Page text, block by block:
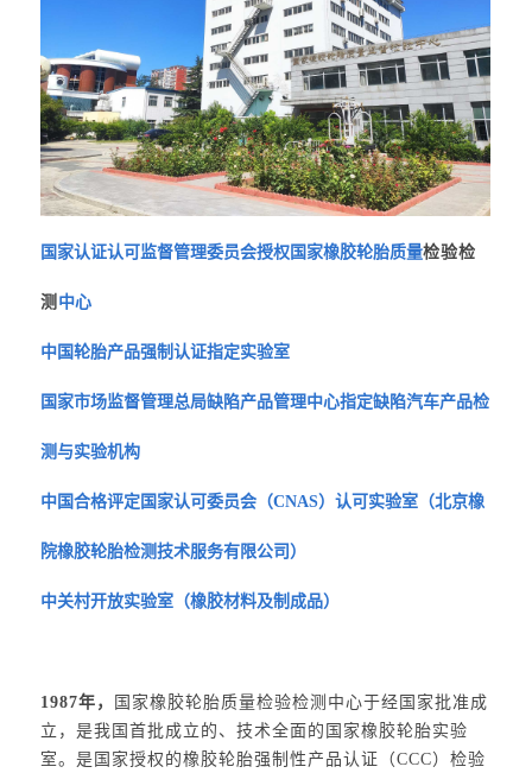
国家认证认可监督管理委员会授权国家橡胶轮胎质量检验检
测 中心
中国轮胎产品强制认证指定实验室
国家市场监督管理总局缺陷产品管理中心指定缺陷汽车产品检
测与实验机构
中国合格评定国家认可委员会（CNAS）认可实验室（北京橡
院橡胶轮胎检测技术服务有限公司）
中关村开放实验室（橡胶材料及制成品）
1987年，
国家橡胶轮胎质量检验检测中心于经国家批准成
立，是我国首批成立的、技术全面的国家橡胶轮胎实验
室。是国家授权的橡胶轮胎强制性产品认证（CCC）检验